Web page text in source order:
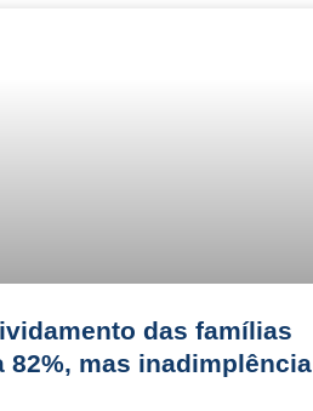
das famílias
82%, mas inadimplência